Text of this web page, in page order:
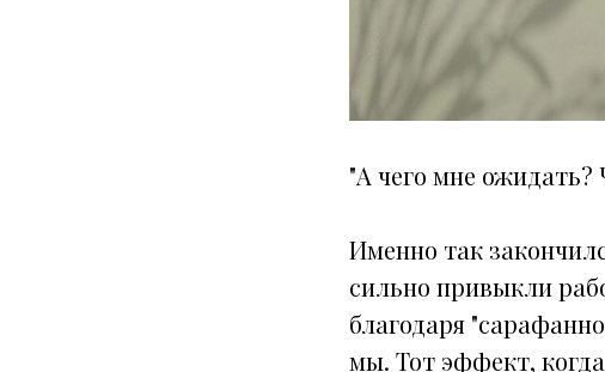
"А чего мне ожидать?
Именно так
сильно привыкли
благодаря
мы. Тот эффект,